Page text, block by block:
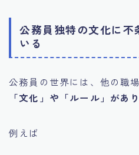
公務員独特の文化に不
いる
公務員の世界には、他の職
「文化」や「ルール」があ
例えば